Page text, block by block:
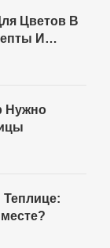
Цветов В
И
Нужно